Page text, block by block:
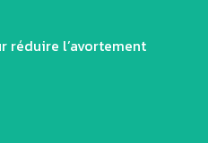
réduire l’avortement